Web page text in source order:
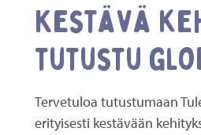
Kestävä
tutustu
Tervetuloa tutustumaan
erityisesti kestävään